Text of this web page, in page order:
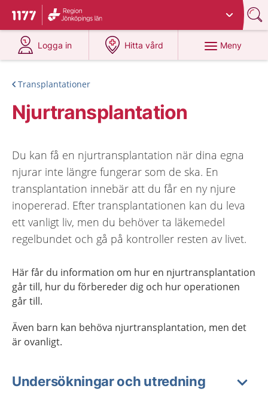
Till startsidan för 1177
Du har valt region
Logga in
på 1177.se
Hitta vård
på 1177.se
Meny
Transplantationer
Njurtransplantation
Du kan få en njurtransplantation när dina egna
njurar inte längre fungerar som de ska. En
transplantation innebär att du får en ny njure
inopererad. Efter transplantationen kan du leva
ett vanligt liv, men du behöver ta läkemedel
regelbundet och gå på kontroller resten av livet.
Här får du information om hur en njurtransplantation
går till, hur du förbereder dig och hur operationen
går till.
Även barn kan behöva njurtransplantation, men det
är ovanligt.
Undersökningar och utredning